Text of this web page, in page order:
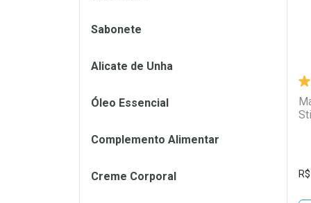
R$
Sabonete
Alicate de Unha
Óleo Essencial
Complemento Alimentar
Creme Corporal